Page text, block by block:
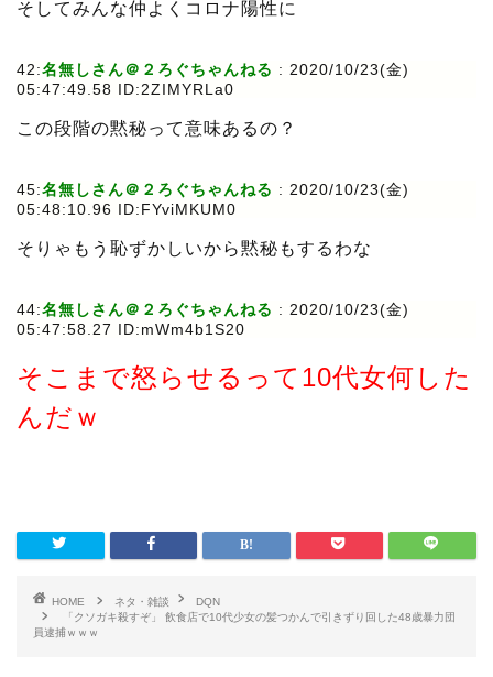
そしてみんな仲よくコロナ陽性に
42:名無しさん＠２ろぐちゃんねる : 2020/10/23(金)
05:47:49.58 ID:2ZIMYRLa0
この段階の黙秘って意味あるの？
45:名無しさん＠２ろぐちゃんねる : 2020/10/23(金)
05:48:10.96 ID:FYviMKUM0
そりゃもう恥ずかしいから黙秘もするわな
44:名無しさん＠２ろぐちゃんねる : 2020/10/23(金)
05:47:58.27 ID:mWm4b1S20
そこまで怒らせるって10代女何した
んだｗ
HOME ネタ・雑談
DQN
「クソガキ殺すぞ」 飲食店で10代少女の髪つかんで引きずり回した48歳暴力団
員逮捕ｗｗｗ